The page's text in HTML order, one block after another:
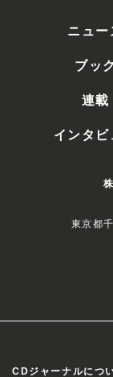
ニュー
ブック
連載
インタ
東京都
CDジャーナルにつ